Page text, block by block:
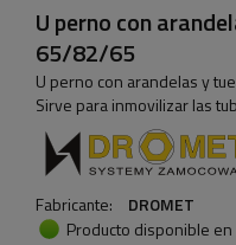
U perno con
65/82/65
U perno con arandelas y
Sirve para inmovilizar las
Fabricante:
DROMET
Producto disponible